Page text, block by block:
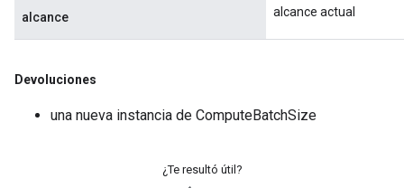
alcance alcance actual
Devoluciones
una nueva instancia de ComputeBatchSize
¿Te resultó útil?